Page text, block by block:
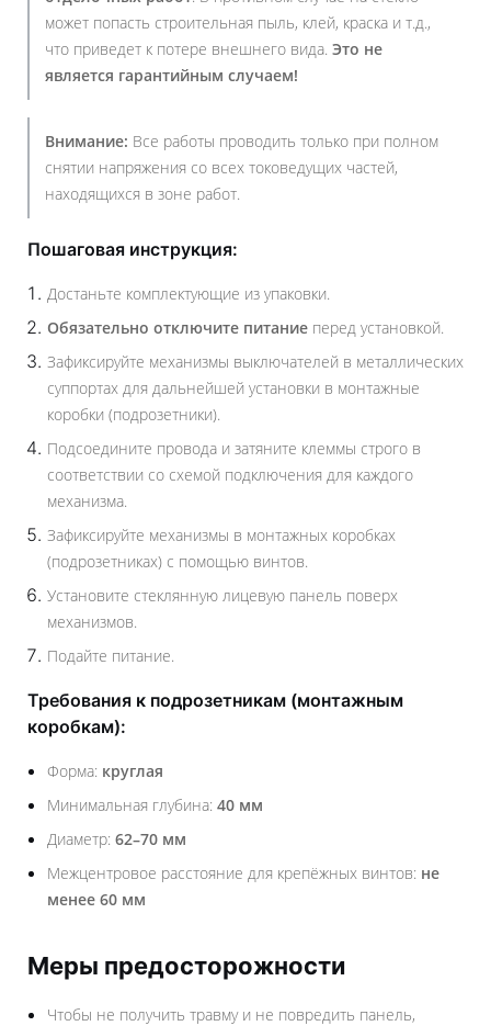
может попасть строительная пыль, клей, краска и т.д.,
что приведет к потере внешнего вида. Это не
является гарантийным случаем!
Внимание: Все работы проводить только при полном
снятии напряжения со всех токоведущих частей,
находящихся в зоне работ.
Пошаговая инструкция:
Достаньте комплектующие из упаковки.
Обязательно отключите питание перед установкой.
Зафиксируйте механизмы выключателей в металлических
суппортах для дальнейшей установки в монтажные
коробки (подрозетники).
Подсоедините провода и затяните клеммы строго в
соответствии со схемой подключения для каждого
механизма.
Зафиксируйте механизмы в монтажных коробках
(подрозетниках) с помощью винтов.
Установите стеклянную лицевую панель поверх
механизмов.
Подайте питание.
Требования к подрозетникам (монтажным
коробкам):
Форма: круглая
Минимальная глубина: 40 мм
Диаметр: 62–70 мм
Межцентровое расстояние для крепёжных винтов: не
менее 60 мм
Меры предосторожности
Чтобы не получить травму и не повредить панель,